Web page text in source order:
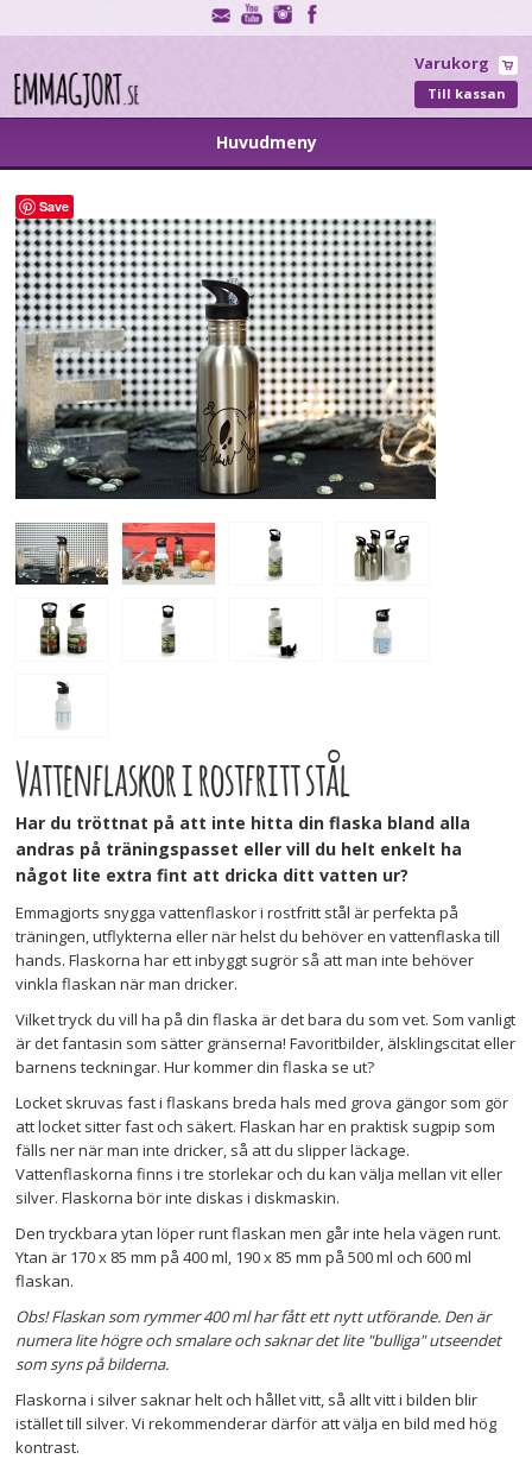
Varukorg
Till kassan
Huvudmeny
Save
Vattenflaskor i rostfritt stål
Har du tröttnat på att inte hitta din flaska bland alla
andras på träningspasset eller vill du helt enkelt ha
något lite extra fint att dricka ditt vatten ur?
Emmagjorts snygga vattenflaskor i rostfritt stål är perfekta på
träningen, utflykterna eller när helst du behöver en vattenflaska till
hands. Flaskorna har ett inbyggt sugrör så att man inte behöver
vinkla flaskan när man dricker.
Vilket tryck du vill ha på din flaska är det bara du som vet. Som vanligt
är det fantasin som sätter gränserna! Favoritbilder, älsklingscitat eller
barnens teckningar. Hur kommer din flaska se ut?
Locket skruvas fast i flaskans breda hals med grova gängor som gör
att locket sitter fast och säkert. Flaskan har en praktisk sugpip som
fälls ner när man inte dricker, så att du slipper läckage.
Vattenflaskorna finns i tre storlekar och du kan välja mellan vit eller
silver. Flaskorna bör inte diskas i diskmaskin.
Den tryckbara ytan löper runt flaskan men går inte hela vägen runt.
Ytan är 170 x 85 mm på 400 ml, 190 x 85 mm på 500 ml och 600 ml
flaskan.
Obs! Flaskan som rymmer 400 ml har fått ett nytt utförande. Den är
numera lite högre och smalare och saknar det lite "bulliga" utseendet
som syns på bilderna.
Flaskorna i silver saknar helt och hållet vitt, så allt vitt i bilden blir
istället till silver. Vi rekommenderar därför att välja en bild med hög
kontrast.